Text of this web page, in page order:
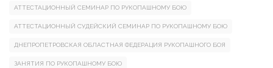
АТТЕСТАЦИОННЫЙ СЕМИНАР ПО РУКОПАШНОМУ БОЮ
АТТЕСТАЦИОННЫЙ СУДЕЙСКИЙ СЕМИНАР ПО РУКОПАШНОМУ БОЮ
ДНЕПРОПЕТРОВСКАЯ ОБЛАСТНАЯ ФЕДЕРАЦИЯ РУКОПАШНОГО БОЯ
ЗАНЯТИЯ ПО РУКОПАШНОМУ БОЮ